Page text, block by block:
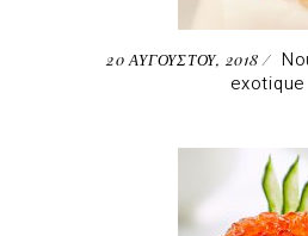
20 ΑΥΓΟΥΣΤΟΥ, 2018
exotique